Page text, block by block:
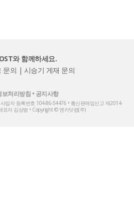
와 함께하세요.
문의 | 시승기 게재 문의
보처리방침 • 공지사항
업자 등록번호 104-86-54476 • 통신판매업신고 제2014-
표자 김상범 • Copyright © 엔카닷컴(주)